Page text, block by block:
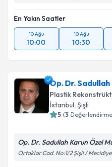
En Yakın Saatler
10 Ağu
10:00
10 Ağu
10:30
Op. Dr. Sadullah
Plastik
İstanbul, Şişli
5 (3
Op. Dr. Sadullah Karun Özel
Ortaklar Cad. No:1/2 Şişli /